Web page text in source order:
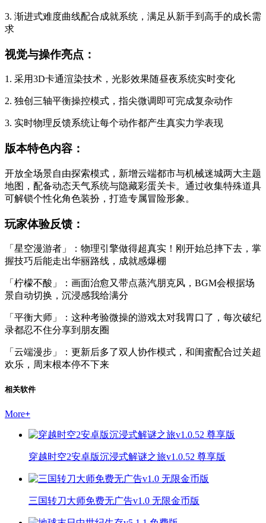
3. 渐进式难度曲线配合成就系统，满足从新手到高手的成长需
求
视觉与操作亮点：
1. 采用3D卡通渲染技术，光影效果随昼夜系统实时变化
2. 独创三轴平衡操控模式，指尖微调即可完成复杂动作
3. 实时物理反馈系统让每个动作都产生真实力学表现
版本特色内容：
开放全场景自由探索模式，新增云端都市与机械迷城两大主题
地图，配备动态天气系统与隐藏彩蛋关卡。通过收集特殊道具
可解锁个性化角色装扮，打造专属冒险形象。
玩家体验反馈：
「星空漫游者」：物理引擎做得超真实！刚开始总摔下去，掌
握技巧后能走出华丽路线，成就感爆棚
「柠檬不酸」：画面治愈又带点蒸汽朋克风，BGM会根据场
景自动切换，沉浸感我给满分
「平衡大师」：这种考验微操的游戏太对我胃口了，每次破纪
录都忍不住分享到朋友圈
「云端漫步」：更新后多了双人协作模式，和闺蜜配合过关超
欢乐，周末根本停不下来
相关软件
More+
穿越时空2安卓版沉浸式解谜之旅v1.0.52 尊享版
三国转刀大师免费无广告v1.0 无限金币版